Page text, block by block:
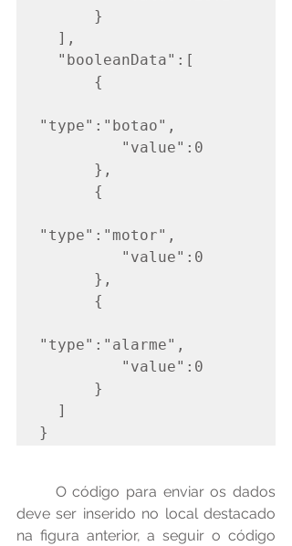
"type":"botao",
"type":"motor",
"type":"alarme",
}
deve ser inserido no local destacado
na figura anterior, a seguir o código